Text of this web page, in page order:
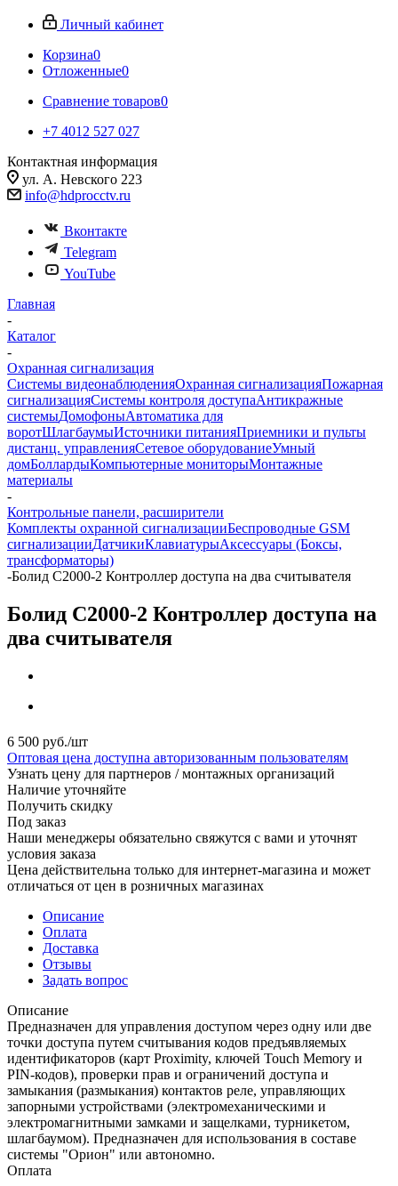
Личный кабинет
Корзина0
Отложенные0
Сравнение товаров0
+7 4012 527 027
Контактная информация
ул. А. Невского 223
info@hdprocctv.ru
Вконтакте
Telegram
YouTube
Главная
-
Каталог
-
Охранная сигнализация
Системы видеонаблюденияОхранная сигнализацияПожарная
сигнализацияСистемы контроля доступаАнтикражные
системыДомофоныАвтоматика для
воротШлагбаумыИсточники питанияПриемники и пульты
дистанц. управленияСетевое оборудованиеУмный
домБоллардыКомпьютерные мониторыМонтажные
материалы
-
Контрольные панели, расширители
Комплекты охранной сигнализацииБеспроводные GSM
сигнализацииДатчикиКлавиатурыАксессуары (Боксы,
трансформаторы)
-Болид С2000-2 Контроллер доступа на два считывателя
Болид С2000-2 Контроллер доступа на
два считывателя
6 500 руб./шт
Оптовая цена доступна авторизованным пользователям
Узнать цену для партнеров / монтажных организаций
Наличие уточняйте
Получить скидку
Под заказ
Наши менеджеры обязательно свяжутся с вами и уточнят
условия заказа
Цена действительна только для интернет-магазина и может
отличаться от цен в розничных магазинах
Описание
Оплата
Доставка
Отзывы
Задать вопрос
Описание
Предназначен для управления доступом через одну или две
точки доступа путем считывания кодов предъявляемых
идентификаторов (карт Proximity, ключей Touch Memory и
PIN-кодов), проверки прав и ограничений доступа и
замыкания (размыкания) контактов реле, управляющих
запорными устройствами (электромеханическими и
электромагнитными замками и защелками, турникетом,
шлагбаумом). Предназначен для использования в составе
системы "Орион" или автономно.
Оплата